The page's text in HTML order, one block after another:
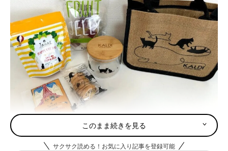
まずは、【ネコの日バッグ】1500円 （税込み）のバッグと中身
を詳しくご紹介！
このまま続きを見る
サクサク読める！お気に入り記事を登録可能